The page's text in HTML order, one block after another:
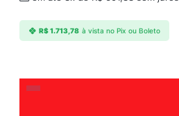
R$1.713,78 à vista no Pix ou Boleto